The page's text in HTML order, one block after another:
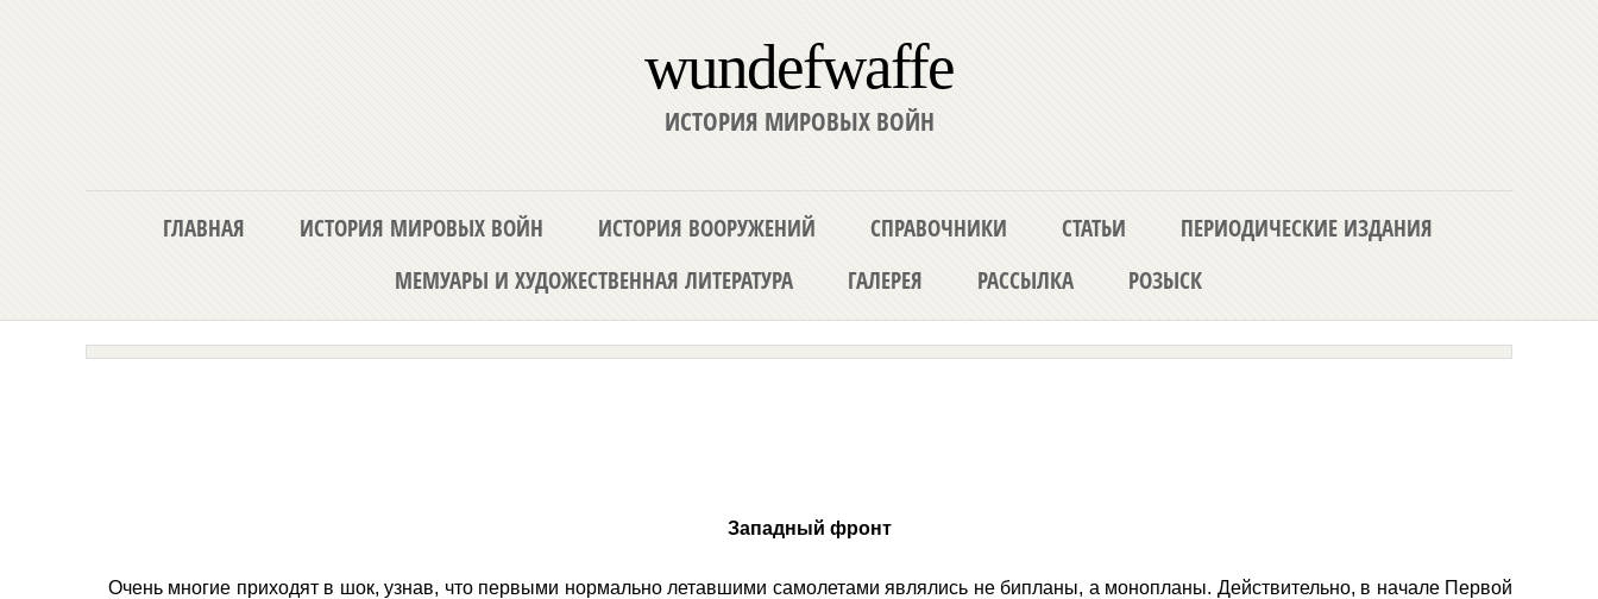
wundefwaffe
ИСТОРИЯ МИРОВЫХ ВОЙН
ГЛАВНАЯ ИСТОРИЯ МИРОВЫХ ВОЙН ИСТОРИЯ ВООРУЖЕНИЙ СПРАВОЧНИКИ СТАТЬИ
ПЕРИОДИЧЕСКИЕ ИЗДАНИЯ
МЕМУАРЫ И ХУДОЖЕСТВЕННАЯ ЛИТЕРАТУРА
ГАЛЕРЕЯ РАССЫЛКА РОЗЫСК
Западный фронт
Очень многие приходят в шок, узнав, что первыми нормально летавшими са­молетами являлись не бипланы, а моно­планы. Действительно, в начале Первой